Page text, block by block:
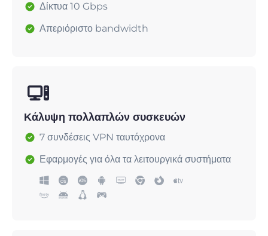
Δίκτυα 10 Gbps
Απεριόριστο bandwidth
Κάλυψη πολλαπλών συσκευών
7 συνδέσεις VPN ταυτόχρονα
Εφαρμογές για όλα τα λειτουργικά συστήματα